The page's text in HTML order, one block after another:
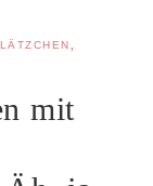
mit